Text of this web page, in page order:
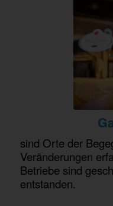
sind Orte der
Veränderungen
Betriebe sind
entstanden.